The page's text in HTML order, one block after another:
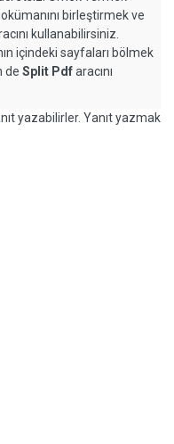
birleştirmek ve
kullanabilirsiniz.
içindeki sayfaları bölmek
de Split Pdfaracını
yazabilirler. Yanıt yazmak